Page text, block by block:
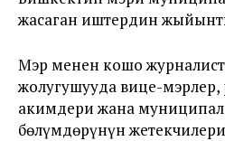
жасаган иштердин
Мэр менен кошо
жолугушууда вице-
акимдери жана
бөлүмдөрүнүн